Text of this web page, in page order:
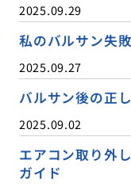
2025.09.29
私のバルサン失
2025.09.27
バルサン後の正
2025.09.02
エアコン取り外
ガイド